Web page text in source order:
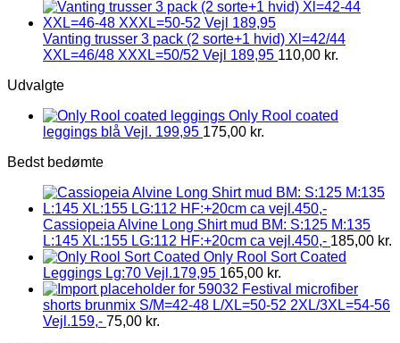
Vanting trusser 3 pack (2 sorte+1 hvid) Xl=42/44
XXL=46/48 XXXL=50/52 Vejl 189,95 110,00 kr.
Udvalgte
Only Rool coated
leggings blå Vejl. 199,95 175,00 kr.
Bedst bedømte
Cassiopeia Alvine Long Shirt mud BM: S:125 M:135
L:145 XL:155 LG:112 HF:+20cm ca vejl.450,- 185,00 kr.
Only Rool Sort Coated
Leggings Lg:70 Vejl.179,95 165,00 kr.
Festival microfiber
shorts brunmix S/M=42-48 L/XL=50-52 2XL/3XL=54-56
Vejl.159,- 75,00 kr.